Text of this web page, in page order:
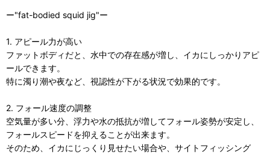
ー"fat-bodied squid jig"ー
1. アピール力が高い
ファットボディだと、水中での存在感が増し、イカにしっかりアピ
ールできます。
特に濁り潮や夜など、視認性が下がる状況で効果的です。
2. フォール速度の調整
空気量が多い分、浮力や水の抵抗が増してフォール姿勢が安定し、
フォールスピードを抑えることが出来ます。
そのため、イカにじっくり見せたい場合や、サイトフィッシング